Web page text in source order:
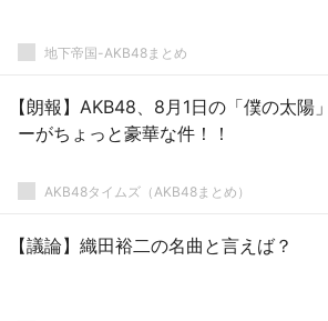
地下帝国-AKB48まとめ
【朗報】AKB48、8月1日の「僕の太陽
ーがちょっと豪華な件！！
AKB48タイムズ（AKB48まとめ）
【議論】織田裕二の名曲と言えば？